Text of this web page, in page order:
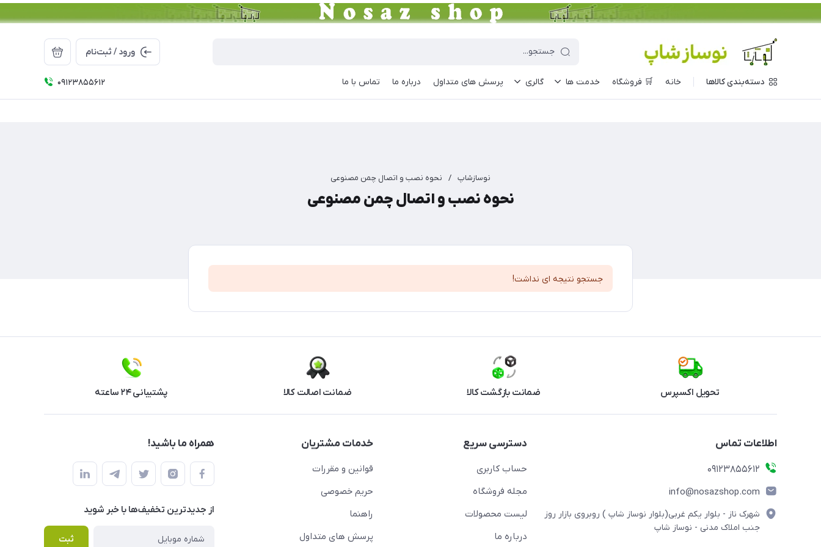
ورود / ثبت‌نام
دسته‌بندی کالاها خانه 🛒 فروشگاه خدمت ها گالری پرسش های متداول درباره ما تماس با ما 09123855612
نوسازشاپ / نحوه نصب و اتصال چمن مصنوعی
نحوه نصب و اتصال چمن مصنوعی
جستجو نتیجه ای نداشت!
تحویل اکسپرس ضمانت بازگشت کالا ضمانت اصالت کالا پشتیبانی ۲۴ ساعته
اطلاعات تماس
09123855612
info@nosazshop.com
شهرک ناز - بلوار یکم غربی(بلوار نوساز شاپ ) روبروی بازار روز
جنب املاک مدنی - نوساز شاپ
دسترسی سریع
حساب کاربری
مجله فروشگاه
لیست محصولات
درباره ما
خدمات مشتریان
قوانین و مقررات
حریم خصوصی
راهنما
پرسش های متداول
همراه ما باشید!
از جدید‌ترین تخفیف‌ها با‌ خبر شوید
ثبت